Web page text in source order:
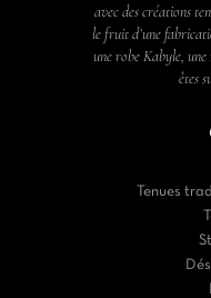
avec des créations
le fruit d’une
une robe Kabyle,
êtes
Tenues